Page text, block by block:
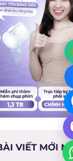
VIẾT MỚI